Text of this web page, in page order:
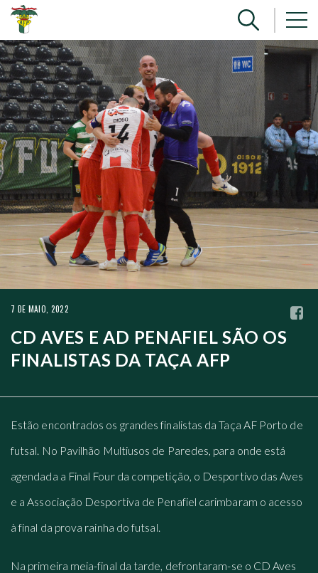
7 DE MAIO, 2022
CD AVES E AD PENAFIEL SÃO OS
FINALISTAS DA TAÇA AFP
Estão encontrados os grandes finalistas da Taça AF Porto de
futsal. No Pavilhão Multiusos de Paredes, para onde está
agendada a Final Four da competição, o Desportivo das Aves
e a Associação Desportiva de Penafiel carimbaram o acesso
à final da prova rainha do futsal.
Na primeira meia-final da tarde, defrontaram-se o CD Aves